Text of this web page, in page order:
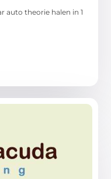
auto theorie halen in 1